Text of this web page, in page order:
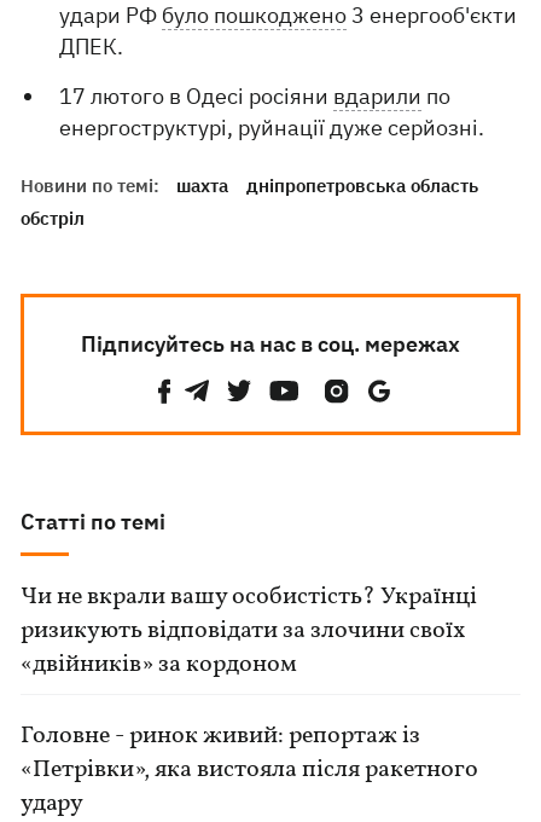
удари РФ було пошкоджено 3 енергооб'єкти
ДПЕК.
17 лютого в Одесі росіяни вдарили по
енергоструктурі, руйнації дуже серйозні.
Новини по темі: шахта
дніпропетровська область
обстріл
Підписуйтесь на нас в соц. мережах
Статті по темі
Чи не вкрали вашу особистість? Українці
ризикують відповідати за злочини своїх
«двійників» за кордоном
Головне - ринок живий: репортаж із
«Петрівки», яка вистояла після ракетного
удару